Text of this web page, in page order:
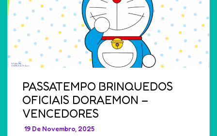
PASSATEMPO BRINQUEDOS
OFICIAIS DORAEMON –
VENCEDORES
19 De Novembro, 2025